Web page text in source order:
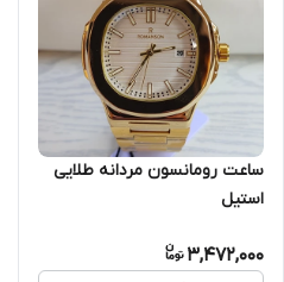
ساعت رومانسون مردانه طلایی
استیل
3,472,000